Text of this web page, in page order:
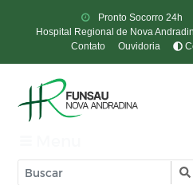
Pronto Socorro 24h
Hospital Regional de Nova
Contato
Ouvidoria